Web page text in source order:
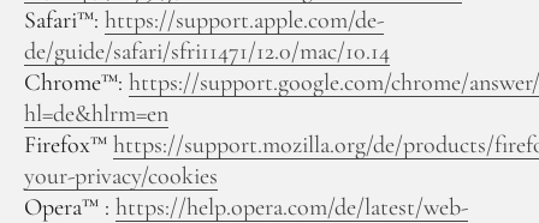
Safari™: https://support.apple.com/de-
de/guide/safari/sfri11471/12.0/mac/10.14
Chrome™: https://support.google.com/chrome/answer/
hl=de&hlrm=en
Firefox™ https://support.mozilla.org/de/products/
your-privacy/cookies
Opera™ : https://help.opera.com/de/latest/web-